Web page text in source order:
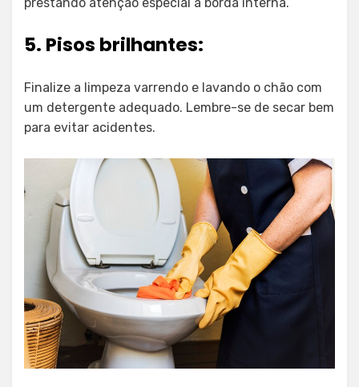
5. Pisos brilhantes:
Finalize a limpeza varrendo e lavando o chão com
um detergente adequado. Lembre-se de secar bem
para evitar acidentes.